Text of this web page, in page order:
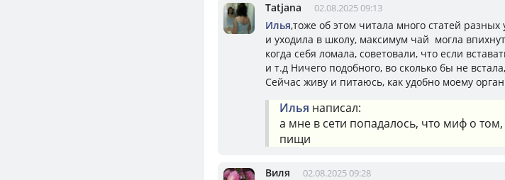
Tatjana 02.08.2025 09:13
Илья,тоже об этом читала много статей разных
и уходила в школу, максимум чай могла
когда себя ломала, советовали, что если
и т.д Ничего подобного, во сколько бы не
Сейчас живу и питаюсь, как удобно моему
Илья написал:
а мне в сети попадалось, что миф о
пищи
Виля 02.08.2025 09:28